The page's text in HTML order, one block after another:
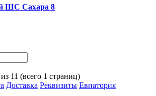
ШС Сахара 8
11 (всего 1 страниц)
Доставка Реквизиты Евпатория